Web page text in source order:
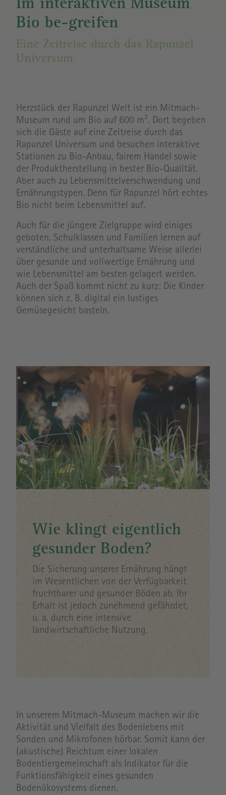
Im interaktiven Museum
Bio be-greifen
Eine Zeitreise durch das Rapunzel
Universum
Herzstück der Rapunzel Welt ist ein Mitmach-
Museum rund um Bio auf 600 m². Dort begeben
sich die Gäste auf eine Zeitreise durch das
Rapunzel Universum und besuchen interaktive
Stationen zu Bio-Anbau, fairem Handel sowie
der Produktherstellung in bester Bio-Qualität.
Aber auch zu Lebensmittelverschwendung und
Ernährungstypen. Denn für Rapunzel hört echtes
Bio nicht beim Lebensmittel auf.
Auch für die jüngere Zielgruppe wird einiges
geboten. Schulklassen und Familien lernen auf
verständliche und unterhaltsame Weise allerlei
über gesunde und vollwertige Ernährung und
wie Lebensmittel am besten gelagert werden.
Auch der Spaß kommt nicht zu kurz: Die Kinder
können sich z. B. digital ein lustiges
Gemüsegesicht basteln.
Image
Wie klingt eigentlich
gesunder Boden?
Die Sicherung unserer Ernährung hängt
im Wesentlichen von der Verfügbarkeit
fruchtbarer und gesunder Böden ab. Ihr
Erhalt ist jedoch zunehmend gefährdet,
u. a. durch eine intensive
landwirtschaftliche Nutzung.
In unserem Mitmach-Museum machen wir die
Aktivität und Vielfalt des Bodenlebens mit
Sonden und Mikrofonen hörbar. Somit kann der
(akustische) Reichtum einer lokalen
Bodentiergemeinschaft als Indikator für die
Funktionsfähigkeit eines gesunden
Bodenökosystems dienen.